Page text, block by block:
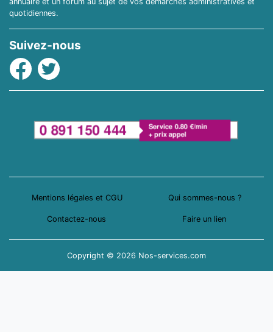
quotidiennes.
Suivez-nous
Facebook
Twitter
Mentions légales et CGU Qui sommes-nous ?
Contactez-nous Faire un lien
Copyright © 2026 Nos-services.com